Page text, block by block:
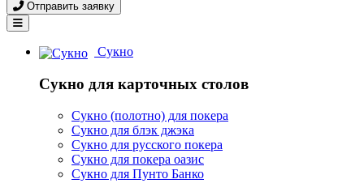
Отправить заявку
Сукно
Сукно для карточных столов
Сукно (полотно) для покера
Сукно для блэк джэка
Сукно для русского покера
Сукно для покера оазис
Сукно для Пунто Банко